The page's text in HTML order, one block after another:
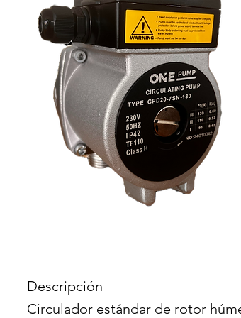
Descripción
Circulador estándar de rotor